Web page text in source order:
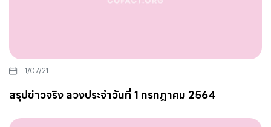
1/07/21
สรุปข่าวจริง ลวงประจำวันที่ 1 กรกฎาคม 2564